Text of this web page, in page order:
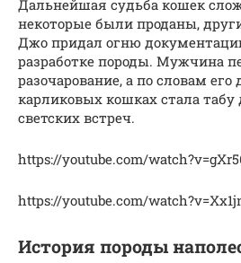
Дальнейшая судьба кошек
некоторые были проданы,
Джо придал огню
разработке породы. Мужчина
разочарование, а по словам его
карликовых кошках стала
светских встреч.
https://youtube.com/
https://youtube.com/
История породы